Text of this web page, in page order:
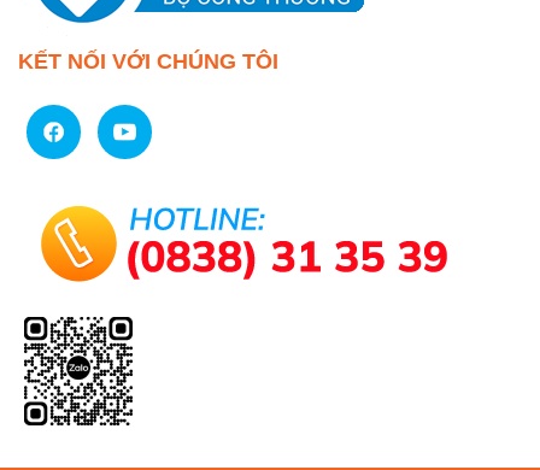
KẾT NỐI VỚI CHÚNG TÔI